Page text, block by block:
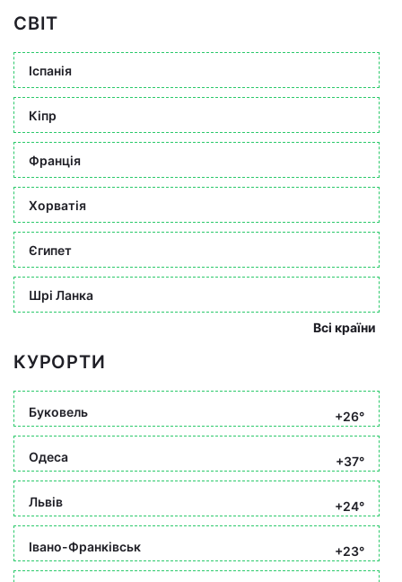
СВІТ
Іспанія
Кіпр
Франція
Хорватія
Єгипет
Шрі Ланка
Всі країни
КУРОРТИ
Буковель +26°
Одеса +37°
Львів +24°
Івано-Франківськ +23°